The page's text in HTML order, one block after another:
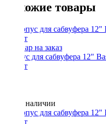
Похожие товары
Корпус для сабвуфера 12"
карпет
Нет в наличии